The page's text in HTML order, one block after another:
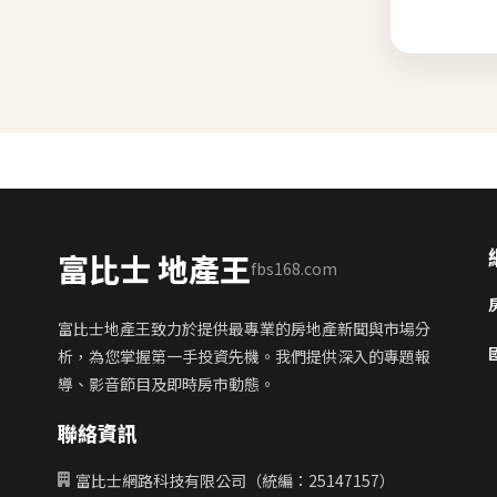
富比士 地產王fbs168.com
富比士地產王致力於提供最專業的房地產新聞與市場分
析，為您掌握第一手投資先機。我們提供深入的專題報
導、影音節目及即時房市動態。
聯絡資訊
富比士網路科技有限公司（統編：25147157）